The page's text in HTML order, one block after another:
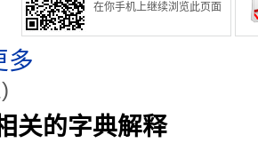
在你手机上继续浏览此页面
多
关的字典解释